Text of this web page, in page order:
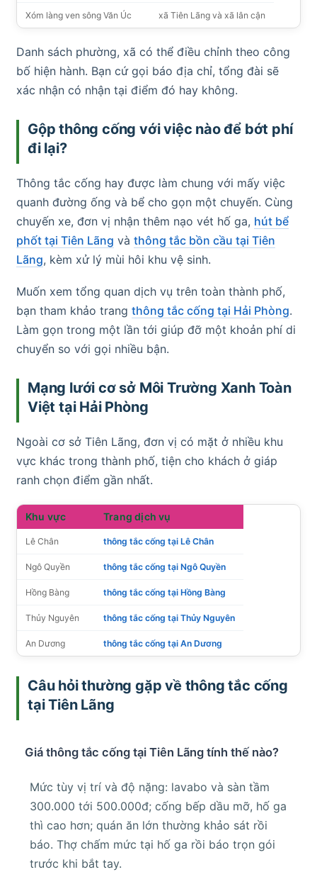
Xóm làng ven sông Văn Úc xã Tiên Lãng và xã lân cận
Danh sách phường, xã có thể điều chỉnh theo công
bố hiện hành. Bạn cứ gọi báo địa chỉ, tổng đài sẽ
xác nhận có nhận tại điểm đó hay không.
Gộp thông cống với việc nào để bớt phí
đi lại?
Thông tắc cống hay được làm chung với mấy việc
quanh đường ống và bể cho gọn một chuyến. Cùng
chuyến xe, đơn vị nhận thêm nạo vét hố ga, hút bể
phốt tại Tiên Lãng và thông tắc bồn cầu tại Tiên
Lãng, kèm xử lý mùi hôi khu vệ sinh.
Muốn xem tổng quan dịch vụ trên toàn thành phố,
bạn tham khảo trang thông tắc cống tại Hải Phòng.
Làm gọn trong một lần tới giúp đỡ một khoản phí di
chuyển so với gọi nhiều bận.
Mạng lưới cơ sở Môi Trường Xanh Toàn
Việt tại Hải Phòng
Ngoài cơ sở Tiên Lãng, đơn vị có mặt ở nhiều khu
vực khác trong thành phố, tiện cho khách ở giáp
ranh chọn điểm gần nhất.
Khu vực Trang dịch vụ
Lê Chân thông tắc cống tại Lê Chân
Ngô Quyền thông tắc cống tại Ngô Quyền
Hồng Bàng thông tắc cống tại Hồng Bàng
Thủy Nguyên thông tắc cống tại Thủy Nguyên
An Dương thông tắc cống tại An Dương
Câu hỏi thường gặp về thông tắc cống
tại Tiên Lãng
Giá thông tắc cống tại Tiên Lãng tính thế nào?
Mức tùy vị trí và độ nặng: lavabo và sàn tầm
300.000 tới 500.000đ; cống bếp dầu mỡ, hố ga
thì cao hơn; quán ăn lớn thường khảo sát rồi
báo. Thợ chấm mức tại hố ga rồi báo trọn gói
trước khi bắt tay.